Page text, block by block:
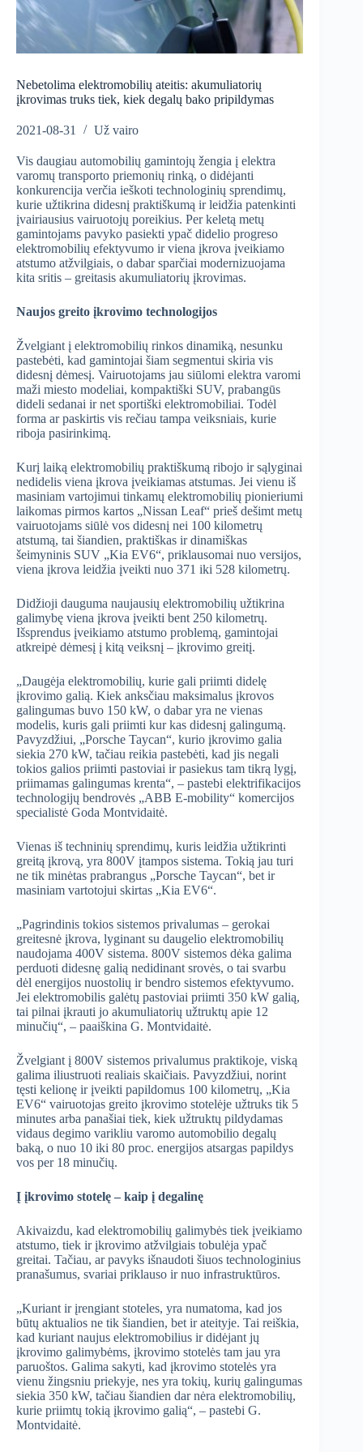
Nebetolima elektromobilių ateitis: akumuliatorių
įkrovimas truks tiek, kiek degalų bako pripildymas
2021-08-31 Už vairo
Vis daugiau automobilių gamintojų žengia į elektra
varomų transporto priemonių rinką, o didėjanti
konkurencija verčia ieškoti technologinių sprendimų,
kurie užtikrina didesnį praktiškumą ir leidžia patenkinti
įvairiausius vairuotojų poreikius. Per keletą metų
gamintojams pavyko pasiekti ypač didelio progreso
elektromobilių efektyvumo ir viena įkrova įveikiamo
atstumo atžvilgiais, o dabar sparčiai modernizuojama
kita sritis – greitasis akumuliatorių įkrovimas.
Naujos greito įkrovimo technologijos
Žvelgiant į elektromobilių rinkos dinamiką, nesunku
pastebėti, kad gamintojai šiam segmentui skiria vis
didesnį dėmesį. Vairuotojams jau siūlomi elektra varomi
maži miesto modeliai, kompaktiški SUV, prabangūs
dideli sedanai ir net sportiški elektromobiliai. Todėl
forma ar paskirtis vis rečiau tampa veiksniais, kurie
riboja pasirinkimą.
Kurį laiką elektromobilių praktiškumą ribojo ir sąlyginai
nedidelis viena įkrova įveikiamas atstumas. Jei vienu iš
masiniam vartojimui tinkamų elektromobilių pionieriumi
laikomas pirmos kartos „Nissan Leaf“ prieš dešimt metų
vairuotojams siūlė vos didesnį nei 100 kilometrų
atstumą, tai šiandien, praktiškas ir dinamiškas
šeimyninis SUV „Kia EV6“, priklausomai nuo versijos,
viena įkrova leidžia įveikti nuo 371 iki 528 kilometrų.
Didžioji dauguma naujausių elektromobilių užtikrina
galimybę viena įkrova įveikti bent 250 kilometrų.
Išsprendus įveikiamo atstumo problemą, gamintojai
atkreipė dėmesį į kitą veiksnį – įkrovimo greitį.
„Daugėja elektromobilių, kurie gali priimti didelę
įkrovimo galią. Kiek anksčiau maksimalus įkrovos
galingumas buvo 150 kW, o dabar yra ne vienas
modelis, kuris gali priimti kur kas didesnį galingumą.
Pavyzdžiui, „Porsche Taycan“, kurio įkrovimo galia
siekia 270 kW, tačiau reikia pastebėti, kad jis negali
tokios galios priimti pastoviai ir pasiekus tam tikrą lygį,
priimamas galingumas krenta“, – pastebi elektrifikacijos
technologijų bendrovės „ABB E-mobility“ komercijos
specialistė Goda Montvidaitė.
Vienas iš techninių sprendimų, kuris leidžia užtikrinti
greitą įkrovą, yra 800V įtampos sistema. Tokią jau turi
ne tik minėtas prabrangus „Porsche Taycan“, bet ir
masiniam vartotojui skirtas „Kia EV6“.
„Pagrindinis tokios sistemos privalumas – gerokai
greitesnė įkrova, lyginant su daugelio elektromobilių
naudojama 400V sistema. 800V sistemos dėka galima
perduoti didesnę galią nedidinant srovės, o tai svarbu
dėl energijos nuostolių ir bendro sistemos efektyvumo.
Jei elektromobilis galėtų pastoviai priimti 350 kW galią,
tai pilnai įkrauti jo akumuliatorių užtruktų apie 12
minučių“, – paaiškina G. Montvidaitė.
Žvelgiant į 800V sistemos privalumus praktikoje, viską
galima iliustruoti realiais skaičiais. Pavyzdžiui, norint
tęsti kelionę ir įveikti papildomus 100 kilometrų, „Kia
EV6“ vairuotojas greito įkrovimo stotelėje užtruks tik 5
minutes arba panašiai tiek, kiek užtruktų pildydamas
vidaus degimo varikliu varomo automobilio degalų
baką, o nuo 10 iki 80 proc. energijos atsargas papildys
vos per 18 minučių.
Į įkrovimo stotelę – kaip į degalinę
Akivaizdu, kad elektromobilių galimybės tiek įveikiamo
atstumo, tiek ir įkrovimo atžvilgiais tobulėja ypač
greitai. Tačiau, ar pavyks išnaudoti šiuos technologinius
pranašumus, svariai priklauso ir nuo infrastruktūros.
„Kuriant ir įrengiant stoteles, yra numatoma, kad jos
būtų aktualios ne tik šiandien, bet ir ateityje. Tai reiškia,
kad kuriant naujus elektromobilius ir didėjant jų
įkrovimo galimybėms, įkrovimo stotelės tam jau yra
paruoštos. Galima sakyti, kad įkrovimo stotelės yra
vienu žingsniu priekyje, nes yra tokių, kurių galingumas
siekia 350 kW, tačiau šiandien dar nėra elektromobilių,
kurie priimtų tokią įkrovimo galią“, – pastebi G.
Montvidaitė.